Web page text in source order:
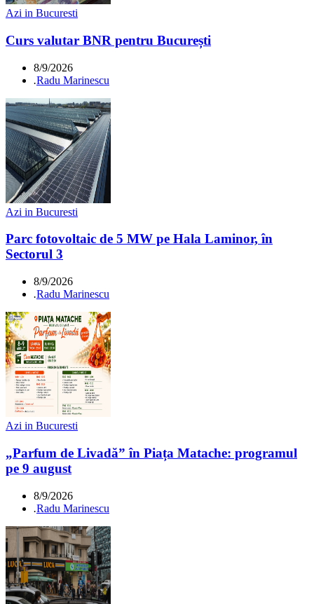
Azi in Bucuresti
Curs valutar BNR pentru București
8/9/2026
.Radu Marinescu
Azi in Bucuresti
Parc fotovoltaic de 5 MW pe Hala Laminor, în
Sectorul 3
8/9/2026
.Radu Marinescu
Azi in Bucuresti
„Parfum de Livadă” în Piața Matache: programul
pe 9 august
8/9/2026
.Radu Marinescu